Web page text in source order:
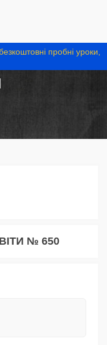
пробні уроки,
№ 650